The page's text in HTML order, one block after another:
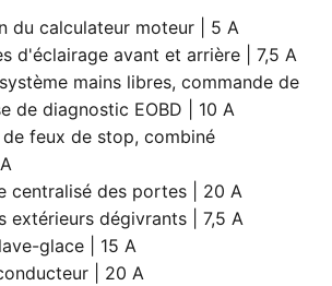
du calculateur moteur | 5 A
d'éclairage avant et arrière | 7,5 A
mains libres, commande de
de diagnostic EOBD | 10 A
feux de stop, combiné
centralisé des portes | 20 A
extérieurs dégivrants | 7,5 A
glace | 15 A
| 20 A